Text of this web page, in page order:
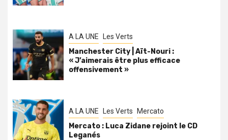
A LA UNE Les Verts
Manchester City | Aït-Nouri :
« J’aimerais être plus efficace
offensivement »
A LA UNE Les Verts Mercato
Mercato : Luca Zidane rejoint le CD
Leganés